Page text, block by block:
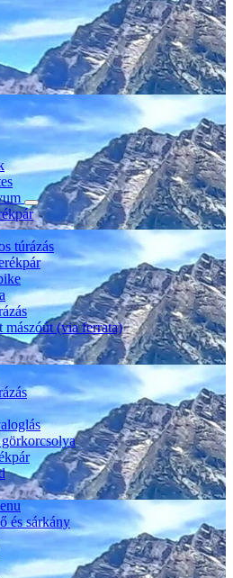
túrázás
mászóút (via ferrata)
és sárkány